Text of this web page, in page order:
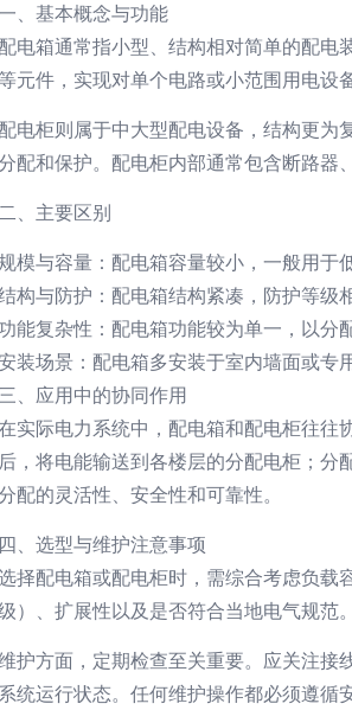
、基本概念与功能
配电箱通常指小型、结构相对简单的配电
等元件，实现对单个电路或小范围用电设
配电柜则属于中大型配电设备，结构更为
配和保护。配电柜内部通常包含断路器
、主要区别
模与容量：配电箱容量较小，一般用于
构与防护：配电箱结构紧凑，防护等级
能复杂性：配电箱功能较为单一，以分
装场景：配电箱多安装于室内墙面或专
、应用中的协同作用
实际电力系统中，配电箱和配电柜往往
后，将电能输送到各楼层的分配电柜；
配的灵活性、安全性和可靠性。
四、选型与维护注意事项
择配电箱或配电柜时，需综合考虑负载
）、扩展性以及是否符合当地电气规范。
护方面，定期检查至关重要。应关注接
系统运行状态。任何维护操作都必须遵循